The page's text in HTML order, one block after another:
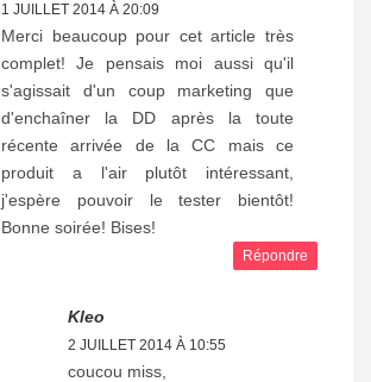
1 JUILLET 2014 À 20:09
Merci beaucoup pour cet article très
complet! Je pensais moi aussi qu'il
s'agissait d'un coup marketing que
d'enchaîner la DD après la toute
récente arrivée de la CC mais ce
produit a l'air plutôt intéressant,
j'espère pouvoir le tester bientôt!
Bonne soirée! Bises!
Répondre
Kleo
2 JUILLET 2014 À 10:55
coucou miss,